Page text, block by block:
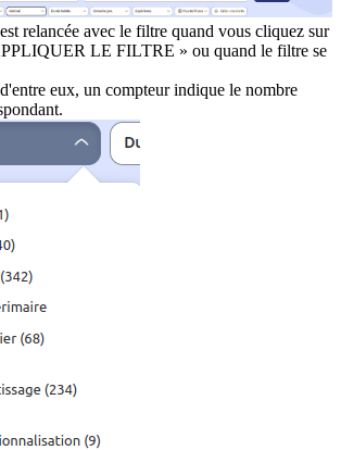
relancée avec le filtre quand vous cliquez sur
LE FILTRE » ou quand le filtre se
eux, un compteur indique le nombre